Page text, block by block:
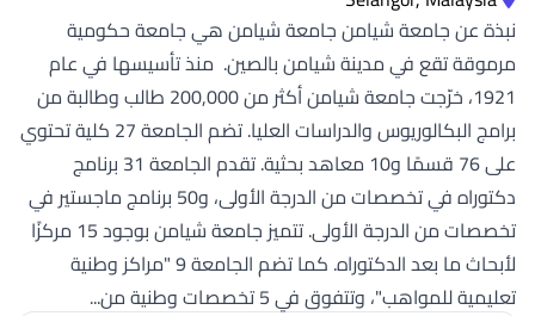
نبذة عن جامعة شيامن جامعة شيامن هي جامعة حكومية
مرموقة تقع في مدينة شيامن بالصين. منذ تأسيسها في عام
1921، خرّجت جامعة شيامن أكثر من 200,000 طالب وطالبة من
برامج البكالوريوس والدراسات العليا. تضم الجامعة 27 كلية تحتوي
على 76 قسمًا و10 معاهد بحثية. تقدم الجامعة 31 برنامج
دكتوراه في تخصصات من الدرجة الأولى، و50 برنامج ماجستير في
تخصصات من الدرجة الأولى. تتميز جامعة شيامن بوجود 15 مركزًا
لأبحاث ما بعد الدكتوراه. كما تضم الجامعة 9 "مراكز وطنية
تعليمية للمواهب"، وتتفوق في 5 تخصصات وطنية من...